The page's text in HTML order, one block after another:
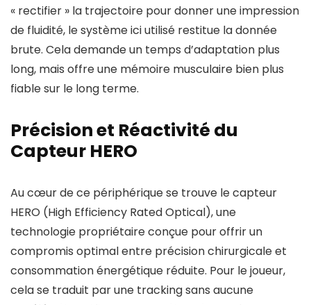
« rectifier » la trajectoire pour donner une impression
de fluidité, le système ici utilisé restitue la donnée
brute. Cela demande un temps d’adaptation plus
long, mais offre une mémoire musculaire bien plus
fiable sur le long terme.
Précision et Réactivité du
Capteur HERO
Au cœur de ce périphérique se trouve le capteur
HERO (High Efficiency Rated Optical), une
technologie propriétaire conçue pour offrir un
compromis optimal entre précision chirurgicale et
consommation énergétique réduite. Pour le joueur,
cela se traduit par une tracking sans aucune